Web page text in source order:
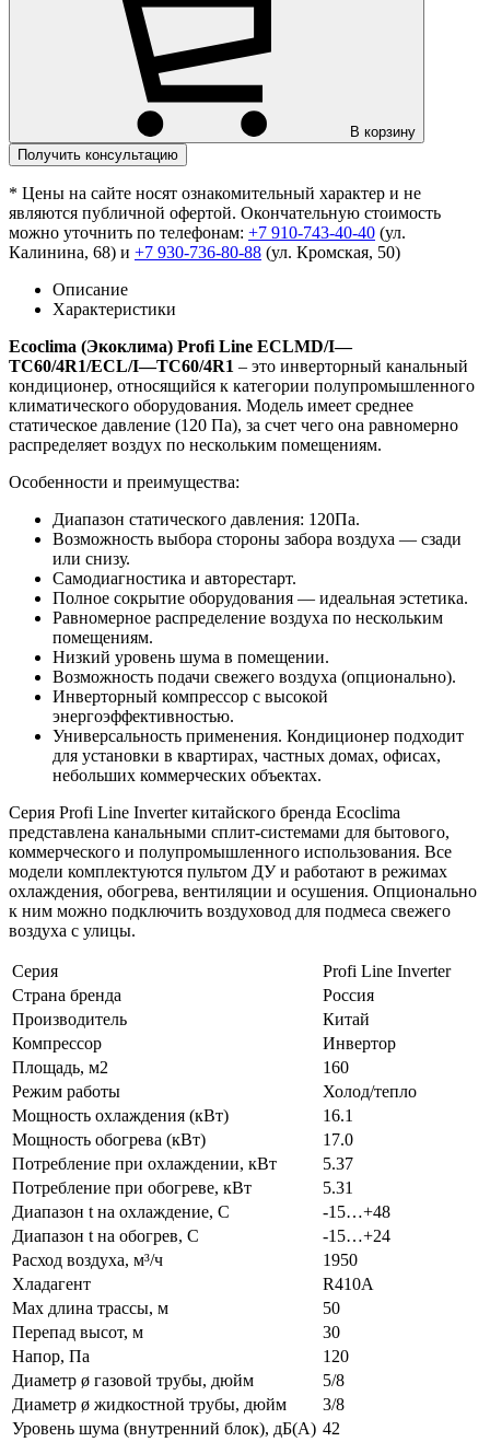
В корзину
Получить консультацию
* Цены на сайте носят ознакомительный характер и не
являются публичной офертой. Окончательную стоимость
можно уточнить по телефонам: +7 910-743-40-40 (ул.
Калинина, 68) и +7 930-736-80-88 (ул. Кромская, 50)
Описание
Характеристики
Ecoclima (Экоклима) Profi Line ECLMD/I—
TC60/4R1/ECL/I—TC60/4R1 – это инверторный канальный
кондиционер, относящийся к категории полупромышленного
климатического оборудования. Модель имеет среднее
статическое давление (120 Па), за счет чего она равномерно
распределяет воздух по нескольким помещениям.
Особенности и преимущества:
Диапазон статического давления: 120Па.
Возможность выбора стороны забора воздуха — сзади
или снизу.
Самодиагностика и авторестарт.
Полное сокрытие оборудования — идеальная эстетика.
Равномерное распределение воздуха по нескольким
помещениям.
Низкий уровень шума в помещении.
Возможность подачи свежего воздуха (опционально).
Инверторный компрессор с высокой
энергоэффективностью.
Универсальность применения. Кондиционер подходит
для установки в квартирах, частных домах, офисах,
небольших коммерческих объектах.
Серия Profi Line Inverter китайского бренда Ecoclima
представлена канальными сплит-системами для бытового,
коммерческого и полупромышленного использования. Все
модели комплектуются пультом ДУ и работают в режимах
охлаждения, обогрева, вентиляции и осушения. Опционально
к ним можно подключить воздуховод для подмеса свежего
воздуха с улицы.
Серия
Profi Line Inverter
Страна бренда
Россия
Производитель
Китай
Компрессор
Инвертор
Площадь, м2
160
Режим работы
Холод/тепло
Мощность охлаждения (кВт)
16.1
Мощность обогрева (кВт)
17.0
Потребление при охлаждении, кВт
5.37
Потребление при обогреве, кВт
5.31
Диапазон t на охлаждение, С
-15…+48
Диапазон t на обогрев, С
-15…+24
Расход воздуха, м³/ч
1950
Хладагент
R410A
Max длина трассы, м
50
Перепад высот, м
30
Напор, Па
120
Диаметр ø газовой трубы, дюйм
5/8
Диаметр ø жидкостной трубы, дюйм
3/8
Уровень шума (внутренний блок), дБ(А) 42